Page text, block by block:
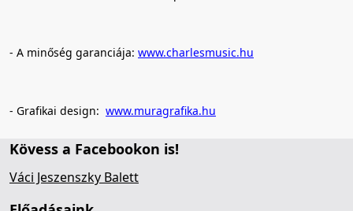
- A minőség garanciája: www.charlesmusic.hu
- Grafikai design: www.muragrafika.hu
Kövess a Facebookon is!
Váci Jeszenszky Balett